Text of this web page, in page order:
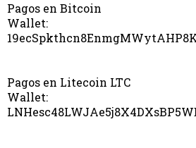
Pagos en Bitcoin
Wallet:
Pagos en Litecoin LTC
Wallet: